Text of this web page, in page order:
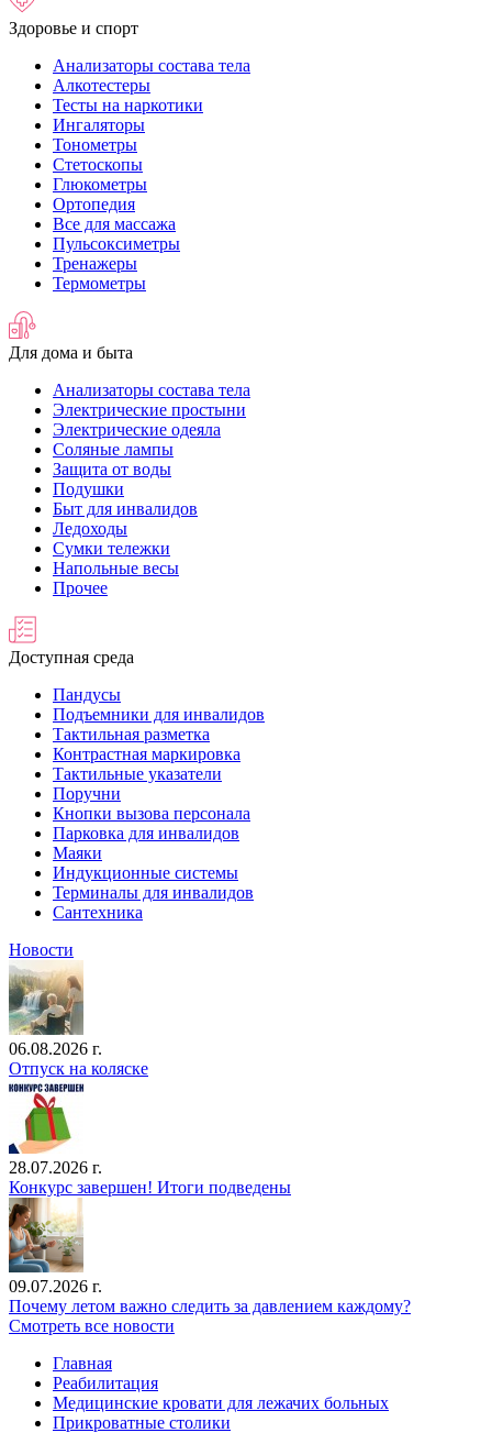
Здоровье и спорт
Анализаторы состава тела
Алкотестеры
Тесты на наркотики
Ингаляторы
Тонометры
Стетоскопы
Глюкометры
Ортопедия
Все для массажа
Пульсоксиметры
Тренажеры
Термометры
Для дома и быта
Анализаторы состава тела
Электрические простыни
Электрические одеяла
Соляные лампы
Защита от воды
Подушки
Быт для инвалидов
Ледоходы
Сумки тележки
Напольные весы
Прочее
Доступная среда
Пандусы
Подъемники для инвалидов
Тактильная разметка
Контрастная маркировка
Тактильные указатели
Поручни
Кнопки вызова персонала
Парковка для инвалидов
Маяки
Индукционные системы
Терминалы для инвалидов
Сантехника
Новости
06.08.2026 г.
Отпуск на коляске
28.07.2026 г.
Конкурс завершен! Итоги подведены
09.07.2026 г.
Почему летом важно следить за давлением каждому?
Смотреть все новости
Главная
Реабилитация
Медицинские кровати для лежачих больных
Прикроватные столики